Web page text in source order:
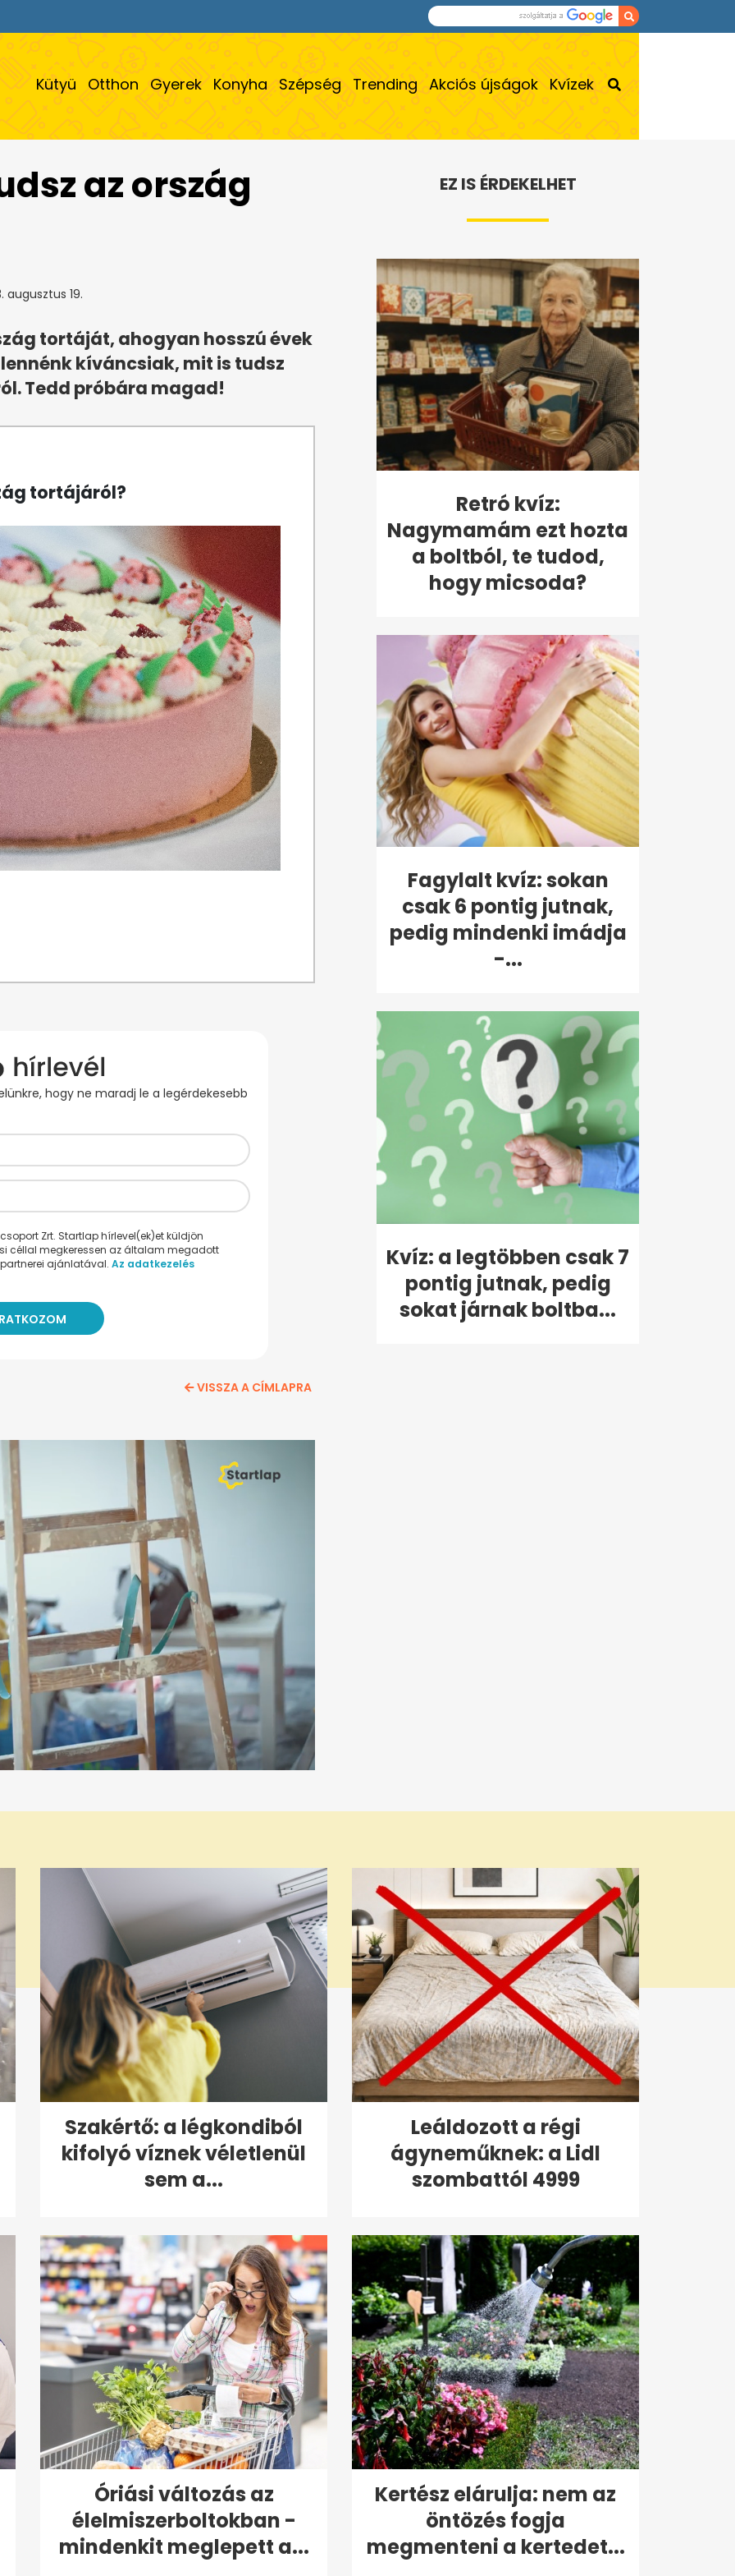
Kütyü Otthon Gyerek Konyha Szépség Trending Akciós újságok Kvízek
az ország
augusztus 19.
tortáját, ahogyan hosszú évek
kíváncsiak, mit is tudsz
Tedd próbára magad!
tortájáról?
hogy ne maradj le a legérdekesebb
Zrt. Startlap hírlevel(ek)et küldjön
céllal megkeressen az általam megadott
ajánlatával. Az adatkezelés
VISSZA A CÍMLAPRA
EZ IS ÉRDEKELHET
Retró kvíz:
Nagymamám ezt hozta
a boltból, te tudod,
hogy micsoda?
Fagylalt kvíz: sokan
csak 6 pontig jutnak,
pedig mindenki imádja
-...
Kvíz: a legtöbben csak 7
pontig jutnak, pedig
sokat járnak boltba...
Szakértő: a légkondiból
kifolyó víznek véletlenül
sem a...
Leáldozott a régi
ágyneműknek: a Lidl
szombattól 4999
Óriási változás az
élelmiszerboltokban -
mindenkit meglepett a...
Kertész elárulja: nem az
öntözés fogja
megmenteni a kertedet...